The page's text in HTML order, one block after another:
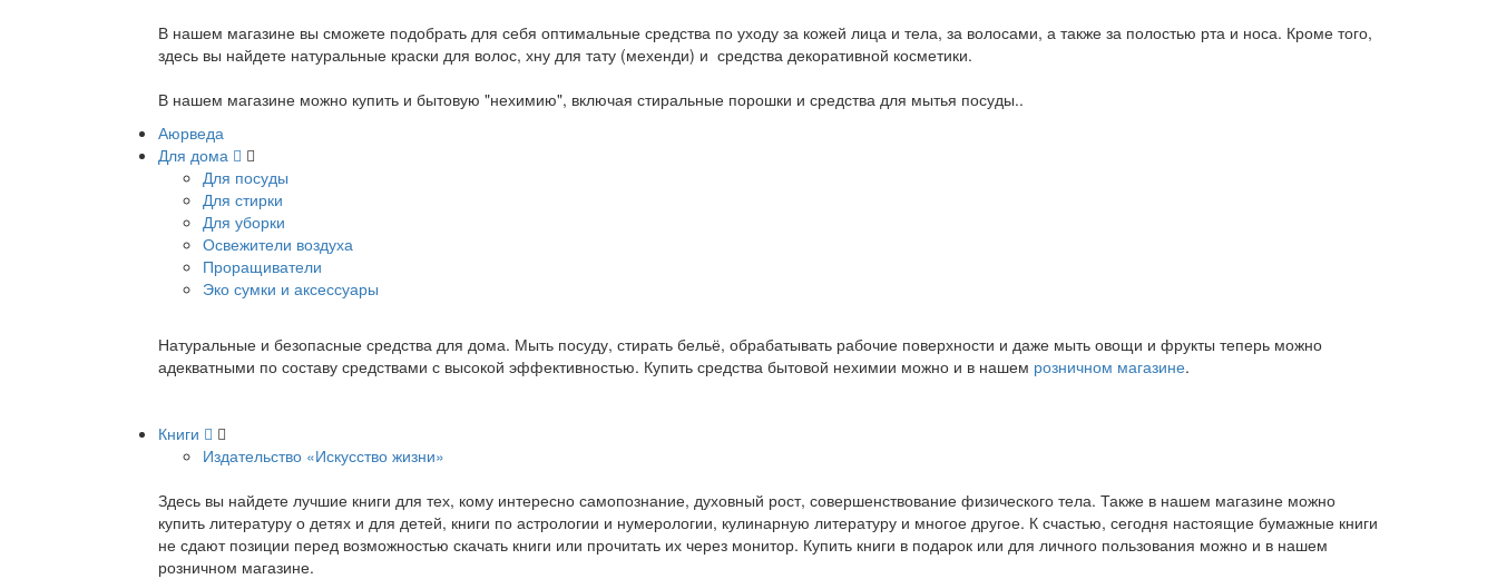
В нашем магазине вы сможете подобрать для себя оптимальные средства по уходу за кожей лица и тела, за волосами, а также за полостью рта и носа. Кроме того,
здесь вы найдете натуральные краски для волос, хну для тату (мехенди) и средства декоративной косметики.
В нашем магазине можно купить и бытовую "нехимию", включая стиральные порошки и средства для мытья посуды..
Аюрведа
Для дома
Для посуды
Для стирки
Для уборки
Освежители воздуха
Проращиватели
Эко сумки и аксессуары
Натуральные и безопасные средства для дома. Мыть посуду, стирать бельё, обрабатывать рабочие поверхности и даже мыть овощи и фрукты теперь можно
адекватными по составу средствами с высокой эффективностью. Купить средства бытовой нехимии можно и в нашем розничном магазине.
Книги
Издательство «Искусство жизни»
Здесь вы найдете лучшие книги для тех, кому интересно самопознание, духовный рост, совершенствование физического тела. Также в нашем магазине можно
купить литературу о детях и для детей, книги по астрологии и нумерологии, кулинарную литературу и многое другое. К счастью, сегодня настоящие бумажные книги
не сдают позиции перед возможностью скачать книги или прочитать их через монитор. Купить книги в подарок или для личного пользования можно и в нашем
розничном магазине.